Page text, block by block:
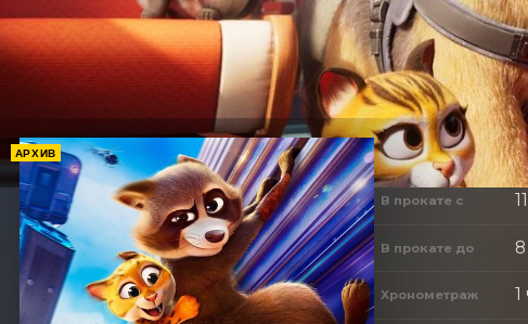
АРХИВ
В прокате с
В прокате до
Хронометраж